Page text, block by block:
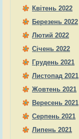
Квітень 2022
Березень 2022
Лютий 2022
Січень 2022
Грудень 2021
Листопад 2021
Жовтень 2021
Вересень 2021
Серпень 2021
Липень 2021